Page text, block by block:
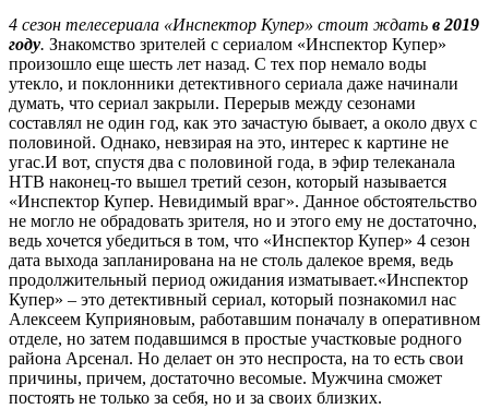
4 сезон телесериала «Инспектор Купер» стоит ждать в 2019
году. Знакомство зрителей с сериалом «Инспектор Купер»
произошло еще шесть лет назад. С тех пор немало воды
утекло, и поклонники детективного сериала даже начинали
думать, что сериал закрыли. Перерыв между сезонами
составлял не один год, как это зачастую бывает, а около двух с
половиной. Однако, невзирая на это, интерес к картине не
угас.И вот, спустя два с половиной года, в эфир телеканала
НТВ наконец-то вышел третий сезон, который называется
«Инспектор Купер. Невидимый враг». Данное обстоятельство
не могло не обрадовать зрителя, но и этого ему не достаточно,
ведь хочется убедиться в том, что «Инспектор Купер» 4 сезон
дата выхода запланирована на не столь далекое время, ведь
продолжительный период ожидания изматывает.«Инспектор
Купер» – это детективный сериал, который познакомил нас
Алексеем Куприяновым, работавшим поначалу в оперативном
отделе, но затем подавшимся в простые участковые родного
района Арсенал. Но делает он это неспроста, на то есть свои
причины, причем, достаточно весомые. Мужчина сможет
постоять не только за себя, но и за своих близких.